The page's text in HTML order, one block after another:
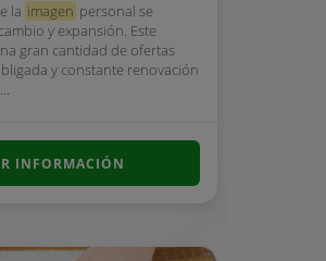
la imagen personal se
y expansión. Este
gran cantidad de ofertas
y constante renovación
INFORMACIÓN